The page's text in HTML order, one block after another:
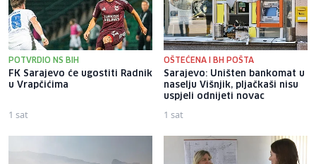
POTVRDIO NS BIH
FK Sarajevo će ugostiti Radnik
u Vrapčićima
1 sat
OŠTEĆENA I BH POŠTA
Sarajevo: Uništen bankomat u
naselju Višnjik, pljačkaši nisu
uspjeli odnijeti novac
1 sat